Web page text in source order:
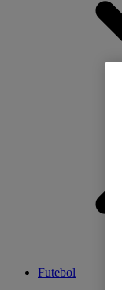
Futebol